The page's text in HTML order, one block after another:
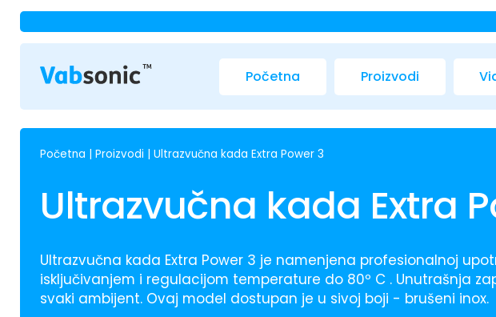
Početna Proizvodi
Početna Proizvodi Ultrazvučna kada Extra Power 3
Ultrazvučna kada Extra
Ultrazvučna kada Extra Power 3 je namenjena profesionalnoj
isključivanjem i regulacijom temperature do 80º C . Unutrašnja
svaki ambijent. Ovaj model dostupan je u sivoj boji - brušeni inox.